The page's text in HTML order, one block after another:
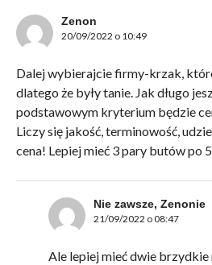
Zenon
20/09/2022 o 10:49
Dalej wybierajcie firmy-krzak,
dlatego że były tanie. Jak długo
podstawowym kryterium będzie
Liczy się jakość, terminowość,
cena! Lepiej mieć 3 pary butów po
Nie zawsze, Zenonie
21/09/2022 o 08:47
Ale lepiej mieć dwie brzydkie